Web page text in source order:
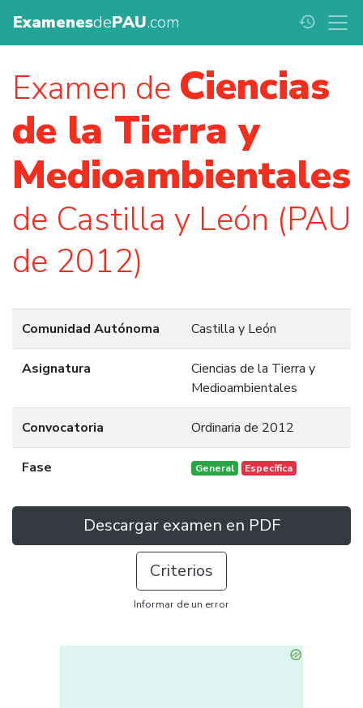
ExamenesdePAU.com history
Examen de Ciencias
de la Tierra y
Medioambientales
de Castilla y León (PAU
de 2012)
Comunidad Autónoma Castilla y León
Asignatura
Ciencias de la Tierra y
Medioambientales
Convocatoria Ordinaria de 2012
Fase General Específica
Descargar examen en PDF
Criterios
Informar de un error